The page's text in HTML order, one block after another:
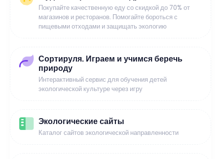
Покупайте качественную еду со скидкой до 70% от
магазинов и ресторанов. Помогайте бороться с
пищевыми отходами и защищать экологию
Сортируля. Играем и учимся беречь
природу
Интерактивный сервис для обучения детей
экологической культуре через игру
Экологические сайты
Каталог сайтов экологической направленности